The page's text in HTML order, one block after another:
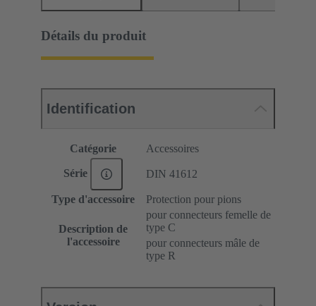
Détails du produit
Identification
Catégorie Accessoires
Série DIN 41612
Type d'accessoire Protection pour pions
Description de
l'accessoire
pour connecteurs femelle de
type C
pour connecteurs mâle de
type R